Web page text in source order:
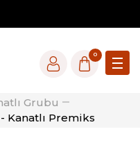
0
Grubu
Kanatlı Premiks